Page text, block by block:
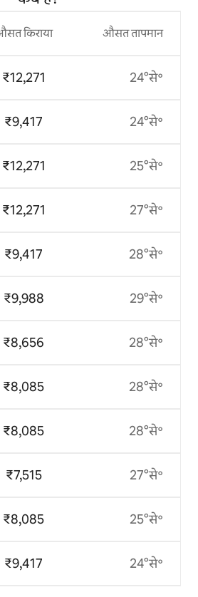
किराया
₹12,271
₹9,417
₹12,271
₹12,271
₹9,417
₹9,988
₹8,656
₹8,085
₹8,085
₹7,515
₹8,085
₹9,417
औसत तापमान
24°से॰
24°से॰
25°से॰
27°से॰
28°से॰
29°से॰
28°से॰
28°से॰
28°से॰
27°से॰
25°से॰
24°से॰